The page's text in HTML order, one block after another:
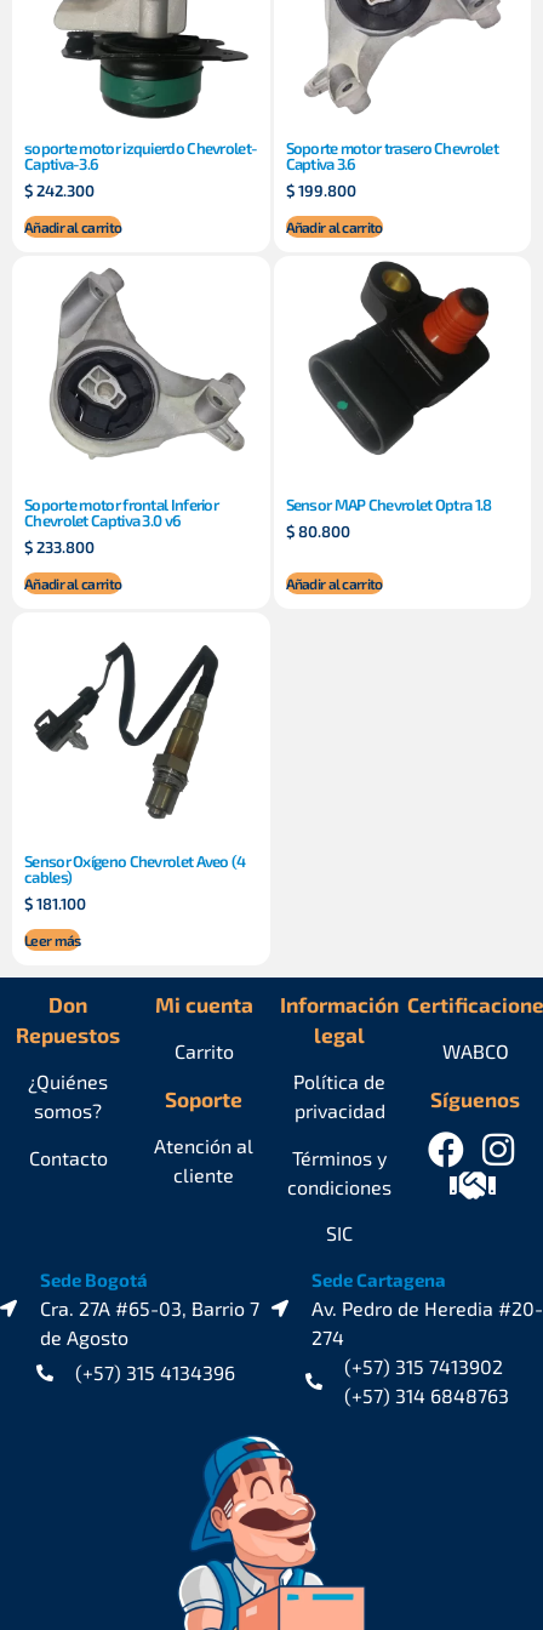
soporte motor izquierdo Chevrolet-
Captiva-3.6
$242.300
Añadir al carrito
Soporte motor trasero Chevrolet
Captiva 3.6
$199.800
Añadir al carrito
Soporte motor frontal Inferior
Chevrolet Captiva 3.0 v6
$233.800
Añadir al carrito
Sensor MAP Chevrolet Optra 1.8
$80.800
Añadir al carrito
Sensor Oxígeno Chevrolet Aveo (4
cables)
$181.100
Leer más
Don
Repuestos
¿Quiénes
somos?
Contacto
Mi cuenta
Carrito
Soporte
Atención al
cliente
Información
legal
Política de
privacidad
Términos y
condiciones
SIC
Síguenos
WABCO
Sede Bogotá
Cra. 27A #65-03, Barrio 7
de Agosto
(+57) 315 4134396
Sede Cartagena
Av. Pedro de Heredia #20-
274
(+57) 315 7413902
(+57) 314 6848763